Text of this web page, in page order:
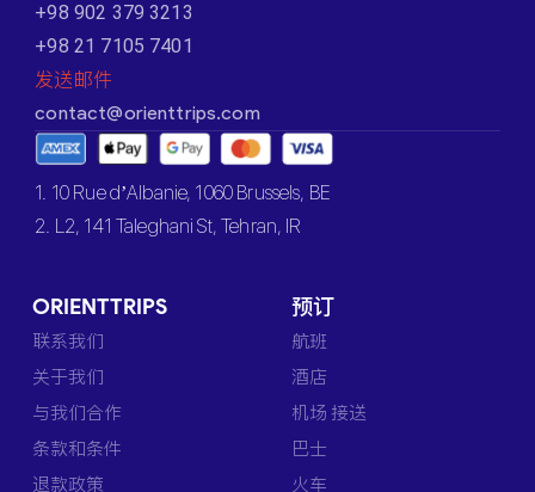
+98 902 379 3213
+98 21 7105 7401
发送邮件
contact@orienttrips.com
1. 10 Rue d’Albanie, 1060 Brussels, BE
2. L2, 141 Taleghani St, Tehran, IR
ORIENTTRIPS
联系我们
关于我们
与我们合作
条款和条件
退款政策
预订
航班
酒店
机场 接送
巴士
火车